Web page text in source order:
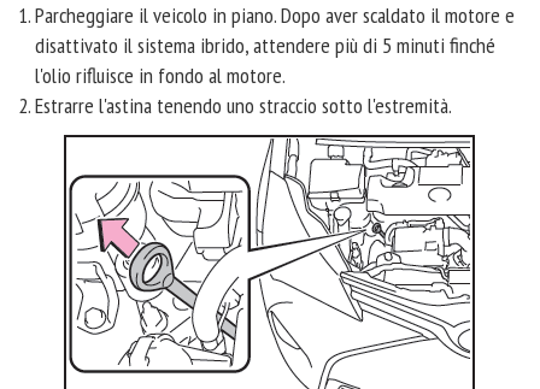
Parcheggiare il veicolo in piano. Dopo aver scaldato il motore e
disattivato il sistema ibrido, attendere più di 5 minuti finché
l'olio rifluisce in fondo al motore.
Estrarre l'astina tenendo uno straccio sotto l'estremità.